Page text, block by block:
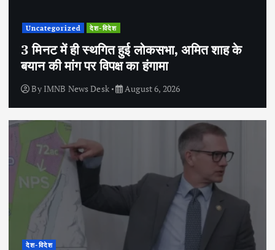
Uncategorized देश-विदेश
3 मिनट में ही स्थगित हुई लोकसभा, अमित शाह के
बयान की मांग पर विपक्ष का हंगामा
By IMNB News Desk August 6, 2026
देश-विदेश